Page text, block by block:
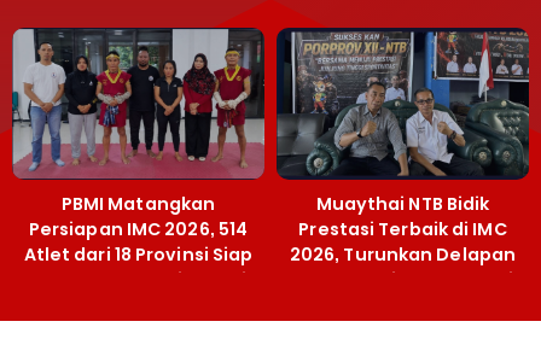
Terobosan Bangun
Grassroots
PBMI Matangkan
Persiapan IMC 2026, 514
Atlet dari 18 Provinsi Siap
Berlaga Besok di Bekasi
Muaythai NTB Bidik
Prestasi Terbaik di IMC
2026, Turunkan Delapan
Atlet ke Kejurnas Bekasi